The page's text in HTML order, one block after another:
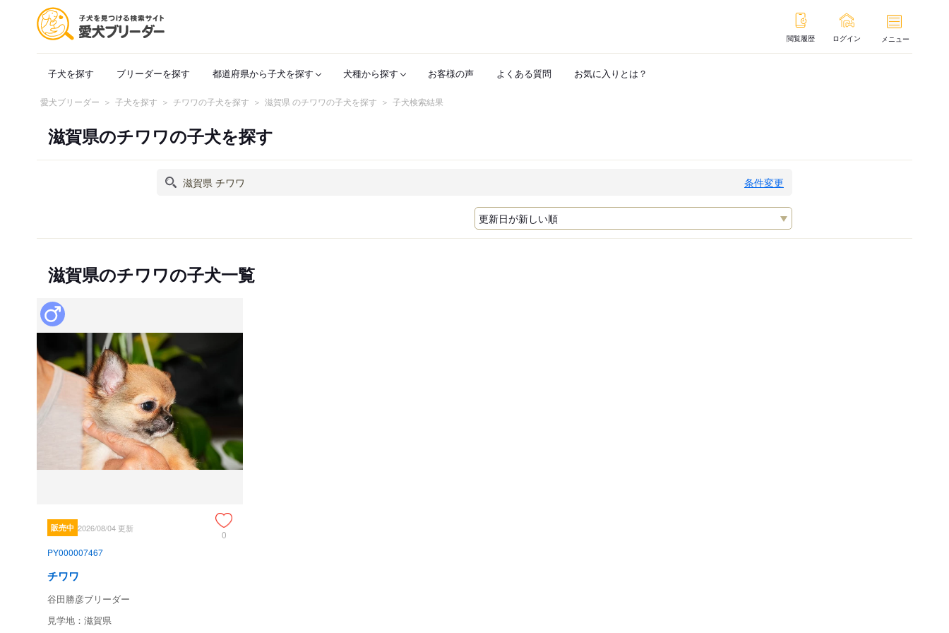
閲覧履歴 ログイン メニュー
子犬を探す ブリーダーを探す 都道府県から子犬を探す 犬種から探す お客様の声 よくある質問 お気に入りとは？
愛犬ブリーダー 子犬を探す チワワの子犬を探す 滋賀県 のチワワの子犬を探す 子犬検索結果
滋賀県のチワワの子犬を探す
条件変更
滋賀県のチワワの子犬一覧
販売中 2026/08/04 更新
0
PY000007467
チワワ
谷田勝彦ブリーダー
見学地：滋賀県